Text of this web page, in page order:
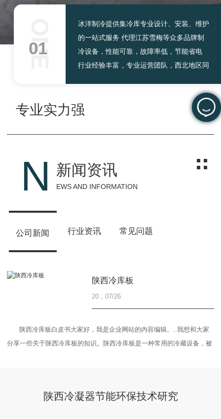
ONE
01
冰洋制冷提供集冷库专业设计、安装、维护
的一站式服务 代理江苏雪梅等众多品牌制
冷设备，性能可靠，故障率低，节能省电
行业经验丰富，专业运营团队，西北地区同
专业实力强
N 新闻资讯
EWS AND INFORMATION
公司新闻 行业资讯 常见问题
陕西冷库板
20，07/26
陕西冷库板白皮书大家好，我是企业网站的内容编辑。..我想和大家
分享一些关于陕西冷库板的知识。陕西冷库板是一种常用的冷藏设备，被
陕西冷凝器节能环保技术研究